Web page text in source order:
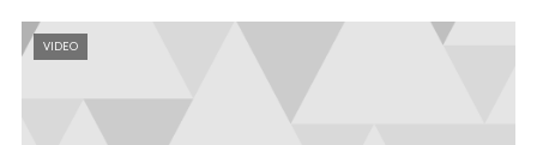
VIDEO